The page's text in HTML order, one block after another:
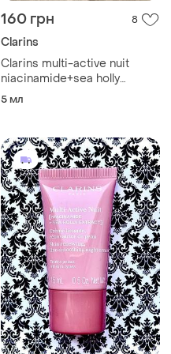
690 грн
780 грн
Ночной крем clarins multi-
active jour niacinamide sea
holly extract glow boosting
night 15 ml
15 мл